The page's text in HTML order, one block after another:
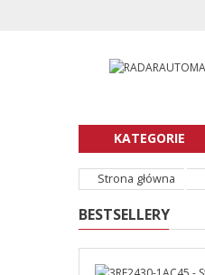
KATEGORIE
Strona główna
BESTSELLERY